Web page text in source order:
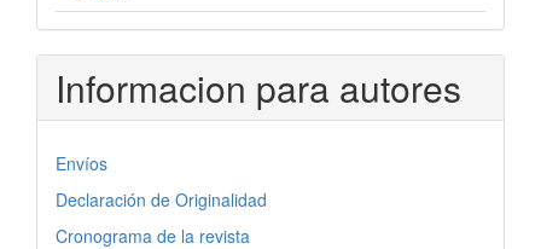
Informacion para autores
Envíos
Declaración de Originalidad
Cronograma de la revista